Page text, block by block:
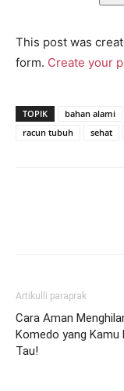
This post was
form. Create your
TOPIK bahan alami
racun tubuh
sehat
Artikulli paraprak
Cara Aman
Komedo yang Kamu
Tau!